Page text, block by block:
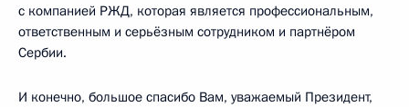
с компанией РЖД, которая является профессиональным,
ответственным и серьёзным сотрудником и партнёром
Сербии.
И конечно, большое спасибо Вам, уважаемый Президент,